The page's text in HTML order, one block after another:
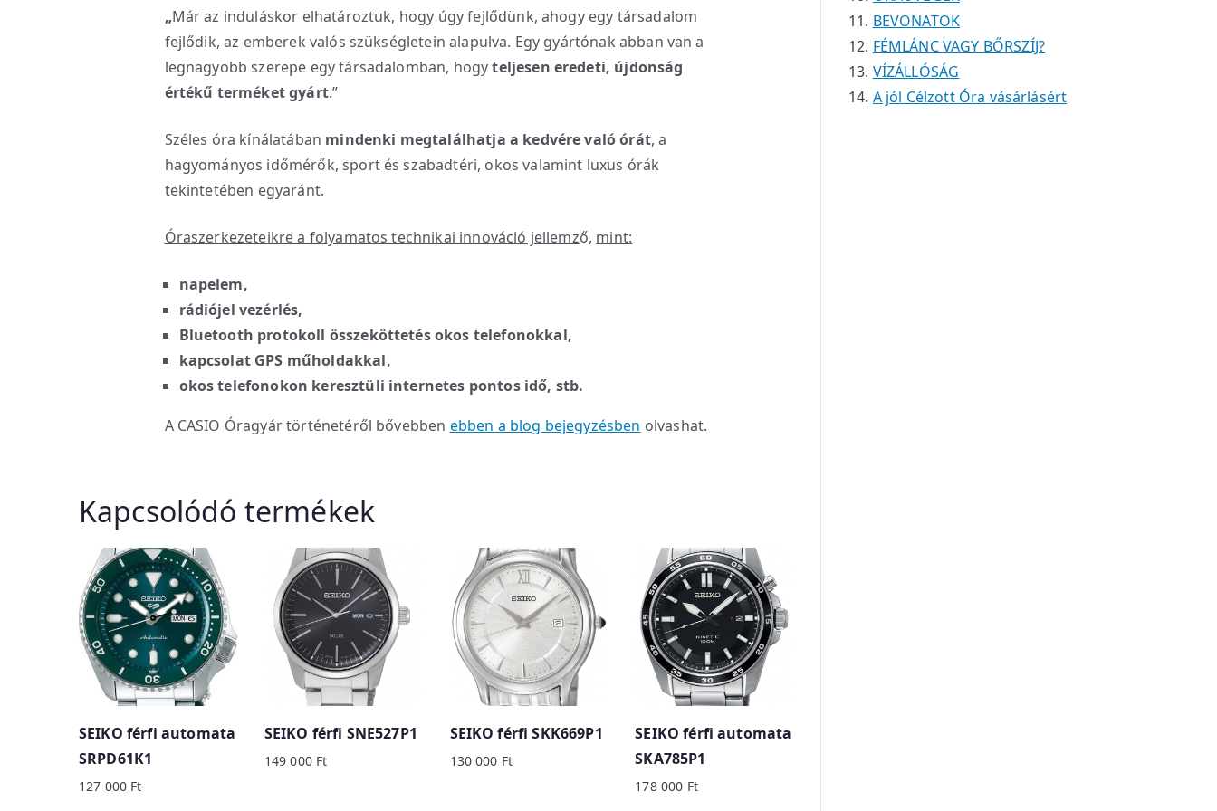
„Már az induláskor elhatároztuk, hogy úgy fejlődünk, ahogy egy társadalom
fejlődik, az emberek valós szükségletein alapulva. Egy gyártónak abban van a
legnagyobb szerepe egy társadalomban, hogyteljesen eredeti, újdonság
értékű terméket gyárt.”
Széles óra kínálatában mindenki megtalálhatja a kedvére való órát, a
hagyományos időmérők, sport és szabadtéri, okos valamint luxus órák
tekintetében egyaránt.
Óraszerkezeteikre a folyamatos technikai innováció jellemző, mint:
napelem,
rádiójel vezérlés,
Bluetooth protokoll összeköttetés okos telefonokkal,
kapcsolat GPS műholdakkal,
okos telefonokon keresztüli internetes pontos idő, stb.
A CASIO Óragyár történetéről bővebben ebben a blog bejegyzésben olvashat.
Kapcsolódó termékek
SEIKO férfi automata
SRPD61K1
127 000 Ft
SEIKO férfi SNE527P1
149 000 Ft
SEIKO férfi SKK669P1
130 000 Ft
SEIKO férfi automata
SKA785P1
178 000 Ft
BEVONATOK
FÉMLÁNC VAGY BŐRSZÍJ?
VÍZÁLLÓSÁG
A jól Célzott Óra vásárlásért